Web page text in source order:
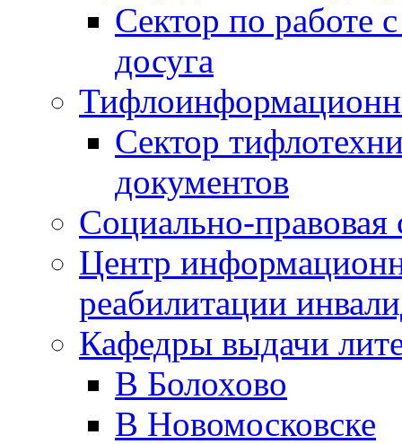
Сектор по работе
досуга
Сектор
документов
Социально-правовая
Центр
реабилитации
Кафедры выдачи
В Болохово
В Новомосковске